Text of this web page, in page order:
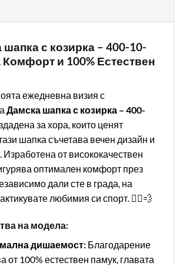
с козирка – 400-10-
Комфорт и 100% Естествен
ежедневна визия с
Дамска шапка с козирка – 400-
за хора, които ценят
шапка съчетава вечен дизайн и
Изработена от висококачествен
оптимален комфорт през
дали сте в града, на
любимия си спорт. 🏃‍♂️💨
на модела:
дишаемост:Благодарение
от 100% естествен памук, главата